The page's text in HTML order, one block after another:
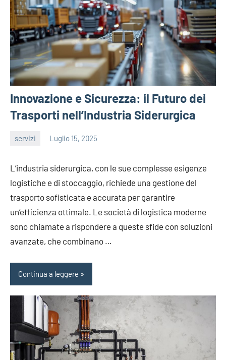
Innovazione e Sicurezza: il Futuro dei
Trasporti nell’Industria Siderurgica
servizi Luglio 15, 2025
L’industria siderurgica, con le sue complesse esigenze
logistiche e di stoccaggio, richiede una gestione del
trasporto sofisticata e accurata per garantire
un’efficienza ottimale. Le società di logistica moderne
sono chiamate a rispondere a queste sfide con soluzioni
avanzate, che combinano …
Continua a leggere